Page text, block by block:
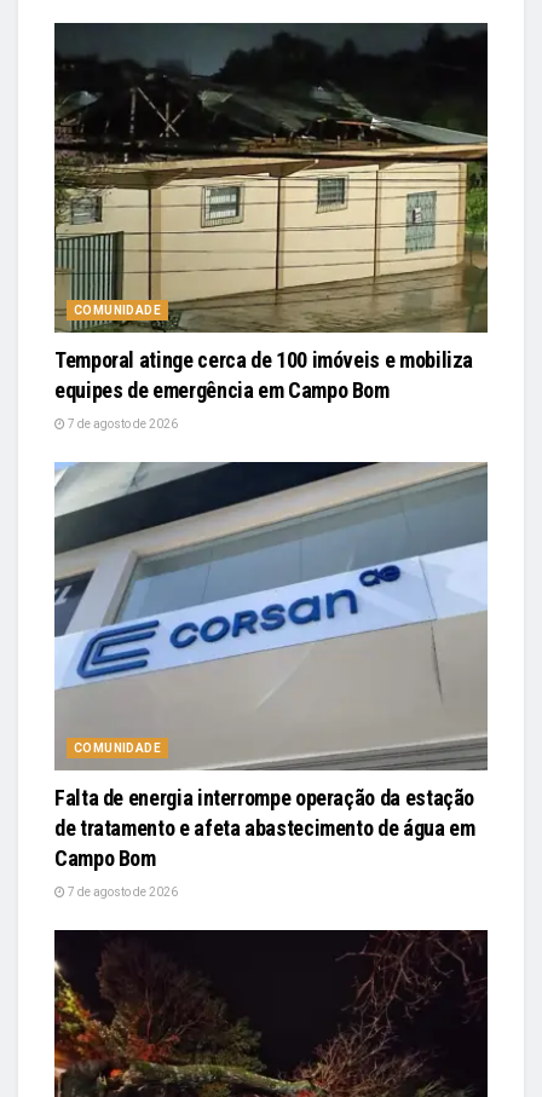
COMUNIDADE
Temporal atinge cerca de 100 imóveis e mobiliza
equipes de emergência em Campo Bom
7 de agosto de 2026
COMUNIDADE
Falta de energia interrompe operação da estação
de tratamento e afeta abastecimento de água em
Campo Bom
7 de agosto de 2026